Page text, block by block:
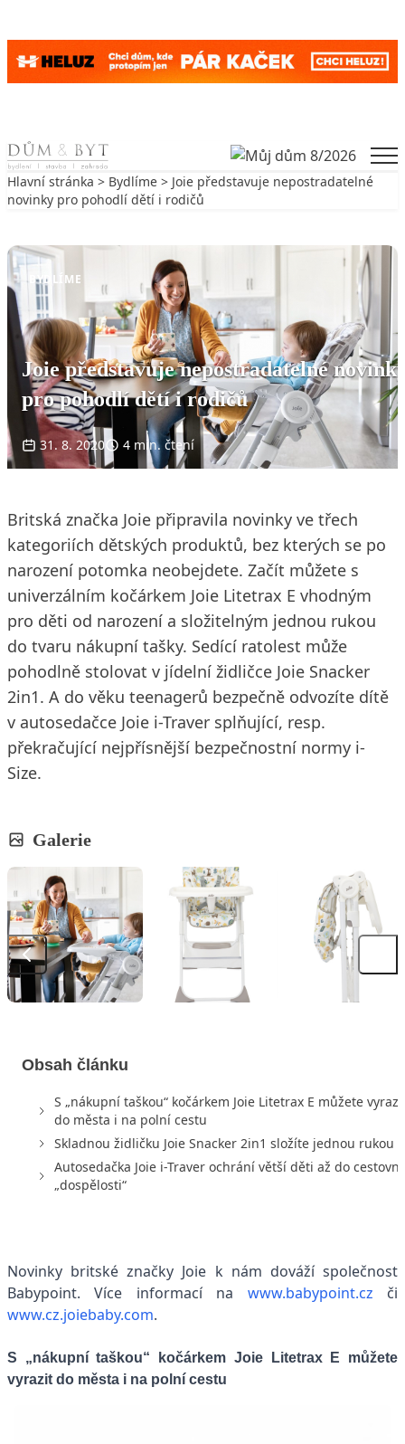
Skip to content
Hlavní stránka > Bydlíme > Joie představuje nepostradatelné
novinky pro pohodlí dětí i rodičů
BYDLÍME
Joie představuje nepostradatelné
pro pohodlí dětí i rodičů
31. 8. 2020 4 min. čtení
Britská značka Joie připravila novinky ve třech
kategoriích dětských produktů, bez kterých se po
narození potomka neobejdete. Začít můžete s
univerzálním kočárkem Joie Litetrax E vhodným
pro děti od narození a složitelným jednou rukou
do tvaru nákupní tašky. Sedící ratolest může
pohodlně stolovat v jídelní židličce Joie Snacker
2in1. A do věku teenagerů bezpečně odvozíte dítě
v autosedačce Joie i-Traver splňující, resp.
překračující nejpřísnější bezpečnostní normy i-
Size.
Galerie
Obsah článku
S „nákupní taškou“ kočárkem Joie Litetrax E můžete
do města i na polní cestu
Skladnou židličku Joie Snacker 2in1 složíte jednou rukou
Autosedačka Joie i-Traver ochrání větší děti až do cestovní
„dospělosti“
Novinky britské značky Joie k nám dováží společnost
Babypoint. Více informací na www.babypoint.cz či
www.cz.joiebaby.com.
S „nákupní taškou“ kočárkem Joie Litetrax E můžete
vyrazit do města i na polní cestu